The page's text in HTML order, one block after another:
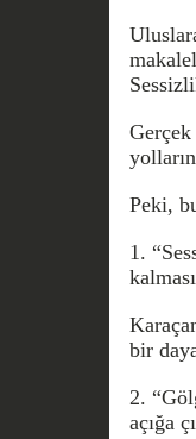
Peki,
1.
bir
2.
açığa